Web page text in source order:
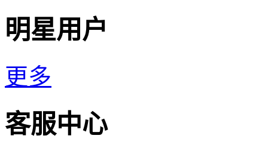
明星用户
更多
客服中心